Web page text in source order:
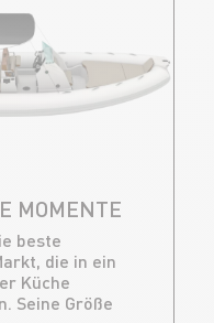
MOMENTE
beste
die in ein
Küche
Seine Größe